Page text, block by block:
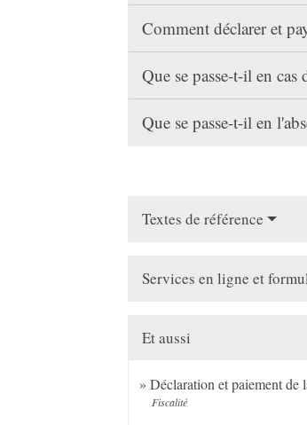
Comment déclarer et
Que se passe-t-il en
Que se passe-t-il en
Textes de référence
Services en ligne et
Et aussi
Déclaration et paiement de
Fiscalité